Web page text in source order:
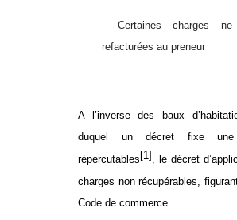
Certaines charges
refacturées au preneur
A l’inverse des baux
duquel un décret fixe
répercutables [1] , le décret
charges non récupérables,
Code de commerce.